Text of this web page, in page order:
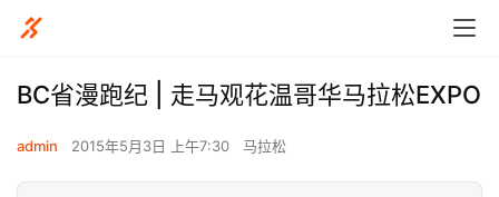
BC省漫跑纪 | 走马观花温哥华马拉松EXPO
admin 2015年5月3日 上午7:30 马拉松